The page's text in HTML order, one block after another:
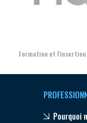
Formation et l'insertion
Pourquoi